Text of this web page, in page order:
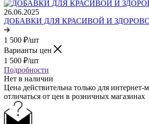
26.06.2025
ДОБАВКИ ДЛЯ КРАСИВОЙ И
1 500 ₽/шт
Варианты цен
1 500 ₽/шт
Подробности
Нет в наличии
Цена действительна только для интернет-
отличаться от цен в розничных магазинах